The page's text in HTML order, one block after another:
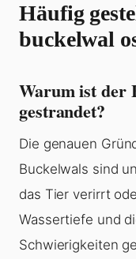
Häufig
buckelwal
Warum ist der
gestrandet?
Die genauen
Buckelwals sind
das Tier verirrt
Wassertiefe und
Schwierigkeiten